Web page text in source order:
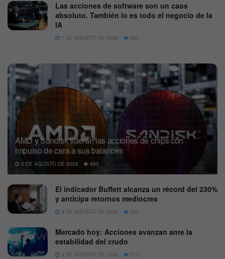
Las acciones de software son un caos
absoluto. También lo es todo el negocio de la
IA
7 DE AGOSTO DE 2026 560
AMD y Sandisk lideran las acciones de chips con
impulso de cara a sus balances
2 DE AGOSTO DE 2026 680
El indicador Buffett alcanza un récord del 230%
y anticipa retornos mediocres
3 DE AGOSTO DE 2026 582
Mercado hoy: Acciones avanzan ante la
estabilidad del crudo
5 DE AGOSTO DE 2026 572